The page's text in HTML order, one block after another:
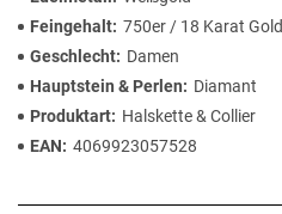
Feingehalt 750er / 18 Karat Gold
Geschlecht
Damen
Hauptstein & Perlen
Diamant
Produktart
Halskette & Collier
EAN
4069923057528